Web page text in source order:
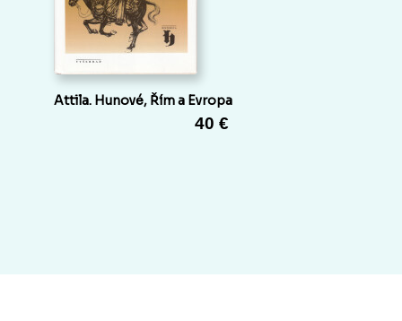
Attila. Hunové, Řím a Evropa
40 €